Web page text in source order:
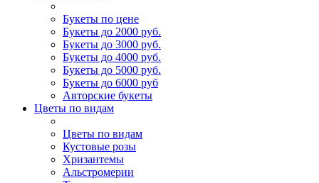
Букеты по цене
Букеты до 2000 руб.
Букеты до 3000 руб.
Букеты до 4000 руб.
Букеты до 5000 руб.
Букеты до 6000 руб
Авторские букеты
Цветы по видам
Цветы по видам
Кустовые розы
Хризантемы
Альстромерии